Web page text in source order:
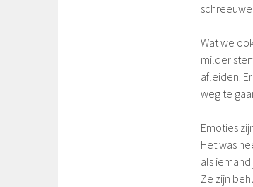
Wat we
milder
afleiden.
weg te
Emoties
Het was
als
Ze zijn